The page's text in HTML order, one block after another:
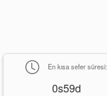
En kısa sefer süresi:
0s59d